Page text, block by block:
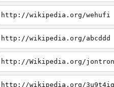
http://wikipedia.org/wehufi
http://wikipedia.org/abcddd
http://Wikipedia.org/jontron
http://wikipedia.org/